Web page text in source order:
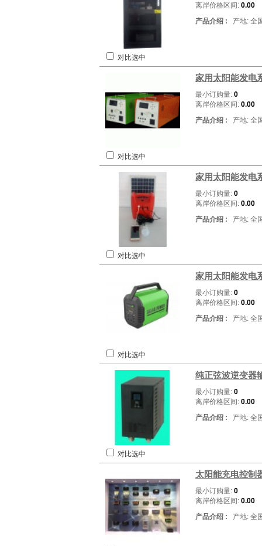
离岸价格区间: 0.00
产品介绍 : 产地: 全
对比选中
家用太阳能发电
最小订购量: 0
离岸价格区间: 0.00
产品介绍 : 产地: 全
对比选中
家用太阳能发电
最小订购量: 0
离岸价格区间: 0.00
产品介绍 : 产地: 全
对比选中
家用太阳能发电
最小订购量: 0
离岸价格区间: 0.00
产品介绍 : 产地: 全
对比选中
纯正弦波逆变器
最小订购量: 0
离岸价格区间: 0.00
产品介绍 : 产地: 全
对比选中
太阳能充电控制
最小订购量: 0
离岸价格区间: 0.00
产品介绍 : 产地: 全